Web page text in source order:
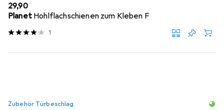
EUR
29,90
Planet Hohlflachschienen zum Kleben F
1
Zubehör Türbeschlag